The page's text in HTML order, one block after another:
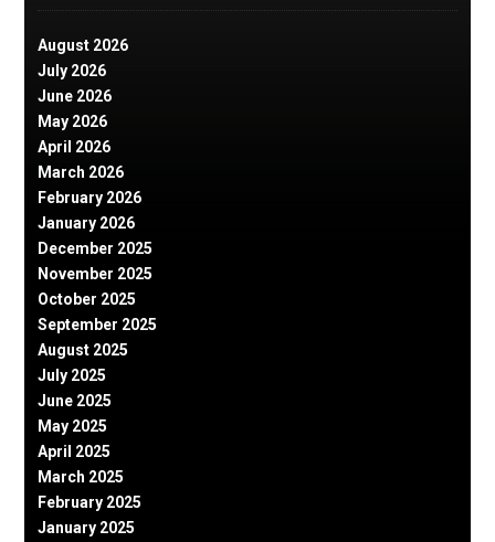
August 2026
July 2026
June 2026
May 2026
April 2026
March 2026
February 2026
January 2026
December 2025
November 2025
October 2025
September 2025
August 2025
July 2025
June 2025
May 2025
April 2025
March 2025
February 2025
January 2025